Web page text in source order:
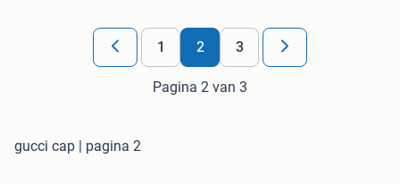
1 2 3
Pagina 2 van 3
gucci cap | pagina 2